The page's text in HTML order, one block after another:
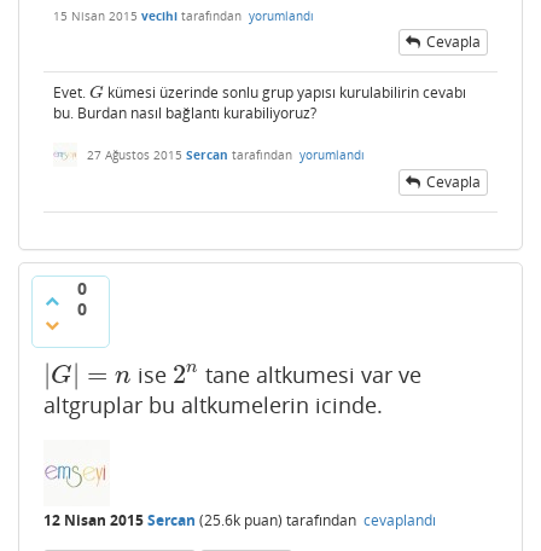
15 Nisan 2015 vecihi tarafından yorumlandı
Cevapla
Evet. G
G kümesi üzerinde sonlu grup yapısı kurulabilirin cevabı
bu. Burdan nasıl bağlantı kurabiliyoruz?
27 Ağustos 2015 Sercan tarafından yorumlandı
Cevapla
0
0
|G| = n
|G =n ise 2n
2n tane altkumesi var ve
altgruplar bu altkumelerin icinde.
12 Nisan 2015Sercan (25.6k puan) tarafından cevaplandı